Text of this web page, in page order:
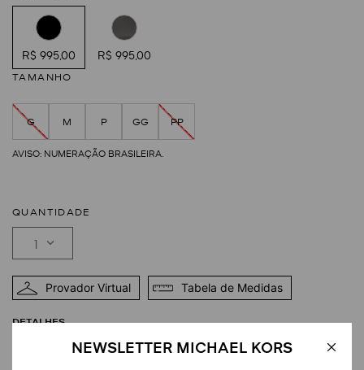
NEWSLETTER MICHAEL KORS
R$ 995,00 R$ 995,00
TAMANHO
G M P GG PP
QUANTIDADE
1
Provador Virtual Tabela de Medidas
DETALHES